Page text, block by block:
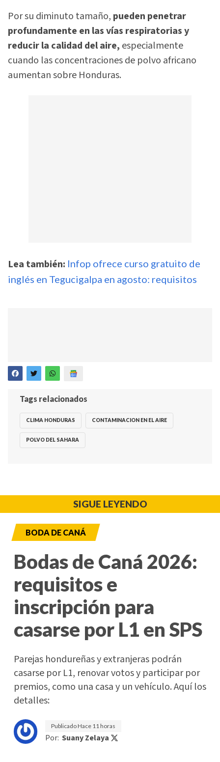
Por su diminuto tamaño, pueden penetrar
profundamente en las vías respiratorias y
reducir la calidad del aire, especialmente
cuando las concentraciones de polvo africano
aumentan sobre Honduras.
Lea también: Infop ofrece curso gratuito de
inglés en Tegucigalpa en agosto: requisitos
Tags relacionados
CLIMA HONDURAS CONTAMINACION EN EL AIRE
POLVO DEL SAHARA
SIGUE LEYENDO
BODA DE CANÁ
Bodas de Caná 2026:
requisitos e
inscripción para
casarse por L1 en SPS
Parejas hondureñas y extranjeras podrán
casarse por L1, renovar votos y participar por
premios, como una casa y un vehículo. Aquí los
detalles:
PublicadoHace 11 horas
Por: Suany Zelaya